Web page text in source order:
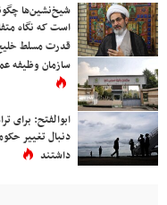
شیخ‌نشین‌ها
است که نگاه
قدرت مسلط
سازمان وظیفه
ابوالفتح: برای
دنبال تغییر
داشتند